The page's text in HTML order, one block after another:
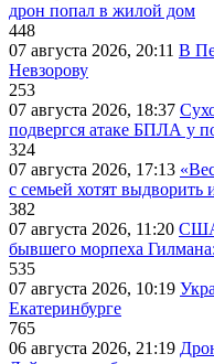
дрон попал в жилой дом
448
07 августа 2026, 20:11 В
Невзорову
253
07 августа 2026, 18:37
подвергся атаке БПЛА у
324
07 августа 2026, 17:13
с семьей хотят выдворить
382
07 августа 2026, 11:20 США
бывшего морпеха
535
07 августа 2026, 10:19
Екатеринбурге
765
06 августа 2026, 21:19